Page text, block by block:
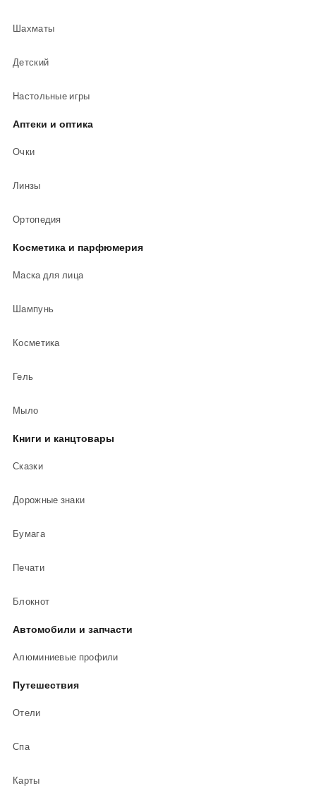
Шахматы
Детский
Настольные игры
Аптеки и оптика
Очки
Линзы
Ортопедия
Косметика и парфюмерия
Маска для лица
Шампунь
Косметика
Гель
Мыло
Книги и канцтовары
Сказки
Дорожные знаки
Бумага
Печати
Блокнот
Автомобили и запчасти
Алюминиевые профили
Путешествия
Отели
Спа
Карты